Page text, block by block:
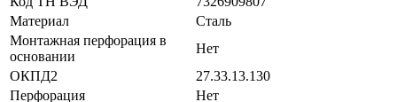
Материал
Сталь
Монтажная перфорация в
основании
Нет
ОКПД2
27.33.13.130
Перфорация
Нет